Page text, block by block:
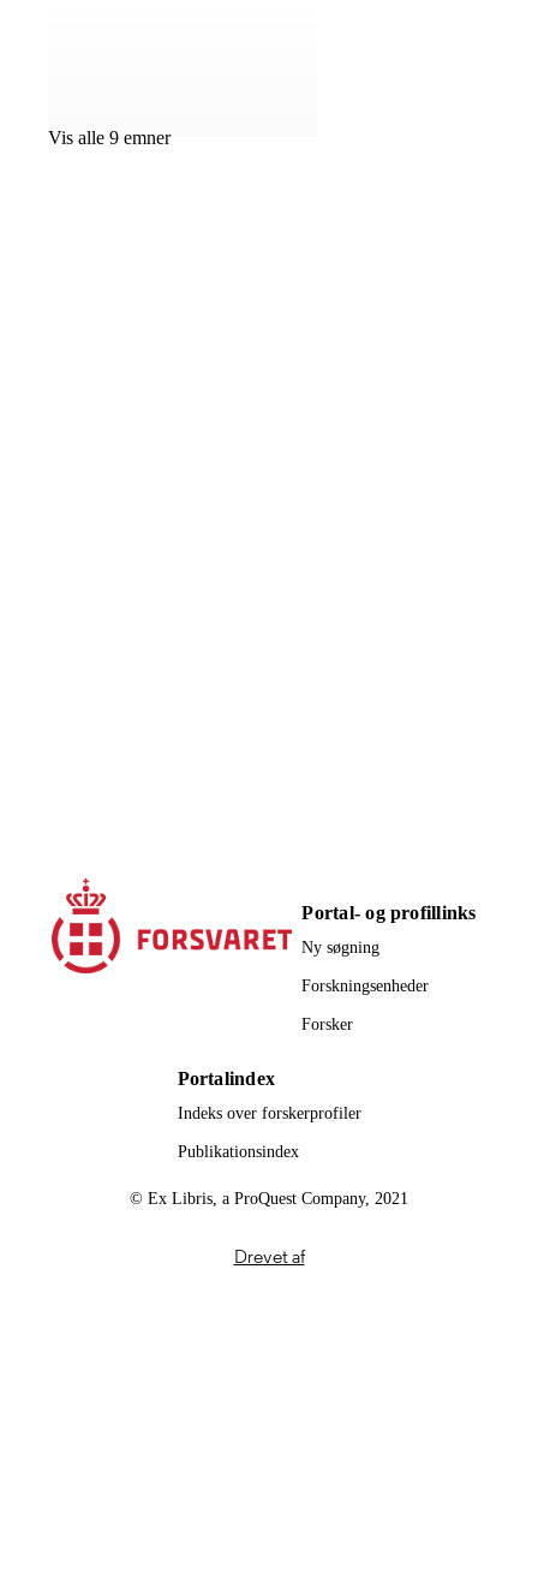
Vis alle 9 emner
Portal- og profillinks
Ny søgning
Forskningsenheder
Forsker
Portalindex
Indeks over forskerprofiler
Publikationsindex
© Ex Libris, a ProQuest Company, 2021
Drevet af